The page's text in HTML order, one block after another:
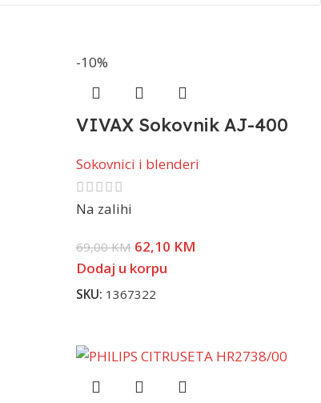
-10%
VIVAX Sokovnik AJ-400
Sokovnici i blenderi
Na zalihi
69,00KM 62,10 KM
Dodaj u korpu
SKU: 1367322